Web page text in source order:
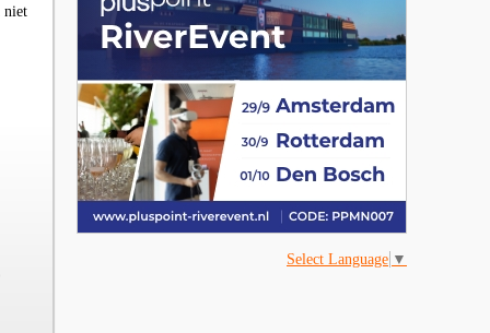
niet
Select Language ▼